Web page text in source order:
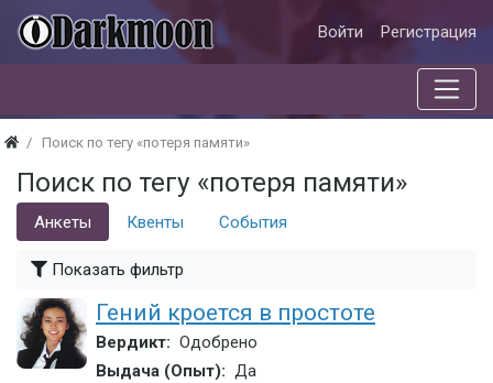
Войти Регистрация
Поиск по тегу «потеря памяти»
Поиск по тегу «потеря памяти»
Анкеты Квенты События
Показать фильтр
Гений кроется в простоте
Вердикт: Одобрено
Выдача (Опыт): Да